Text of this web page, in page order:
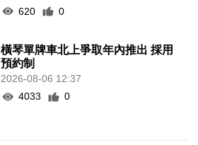
620
0
橫琴單牌車北上爭取年內推出 採用
預約制
2026-08-06 12:37
4033
0